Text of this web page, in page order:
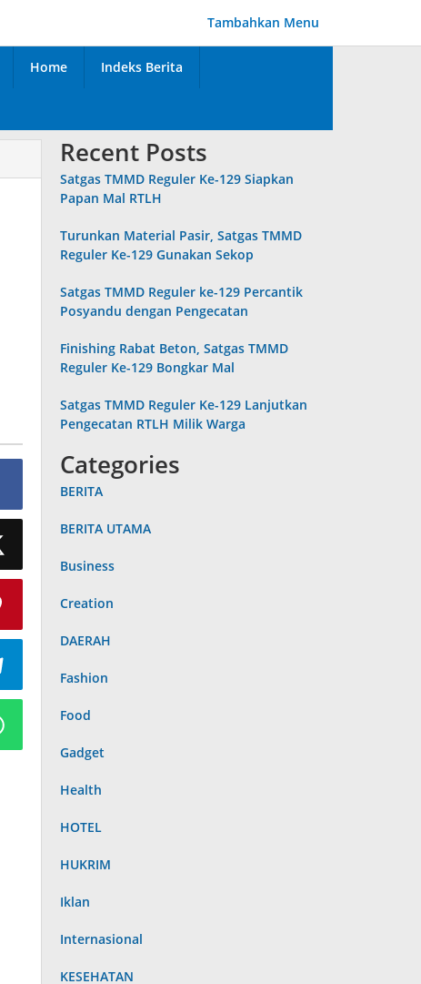
Tambahkan Menu
Home Indeks Berita
Recent Posts
Satgas TMMD Reguler Ke-129 Siapkan
Papan Mal RTLH
Turunkan Material Pasir, Satgas TMMD
Reguler Ke-129 Gunakan Sekop
Satgas TMMD Reguler ke-129 Percantik
Posyandu dengan Pengecatan
Finishing Rabat Beton, Satgas TMMD
Reguler Ke-129 Bongkar Mal
Satgas TMMD Reguler Ke-129 Lanjutkan
Pengecatan RTLH Milik Warga
Categories
BERITA
BERITA UTAMA
Business
Creation
DAERAH
Fashion
Food
Gadget
Health
HOTEL
HUKRIM
Iklan
Internasional
KESEHATAN